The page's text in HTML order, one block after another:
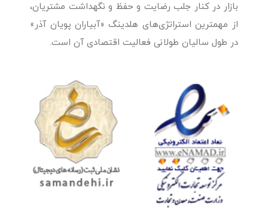
بازار در کنار جلب رضایت و حفظ و نگهداشت مشتریان،
از مهمترین استراتژی‌های هلدینگ «آبیاران پویان آذر»
در طول سالیان طولانی فعالیت اقتصادی آن است.